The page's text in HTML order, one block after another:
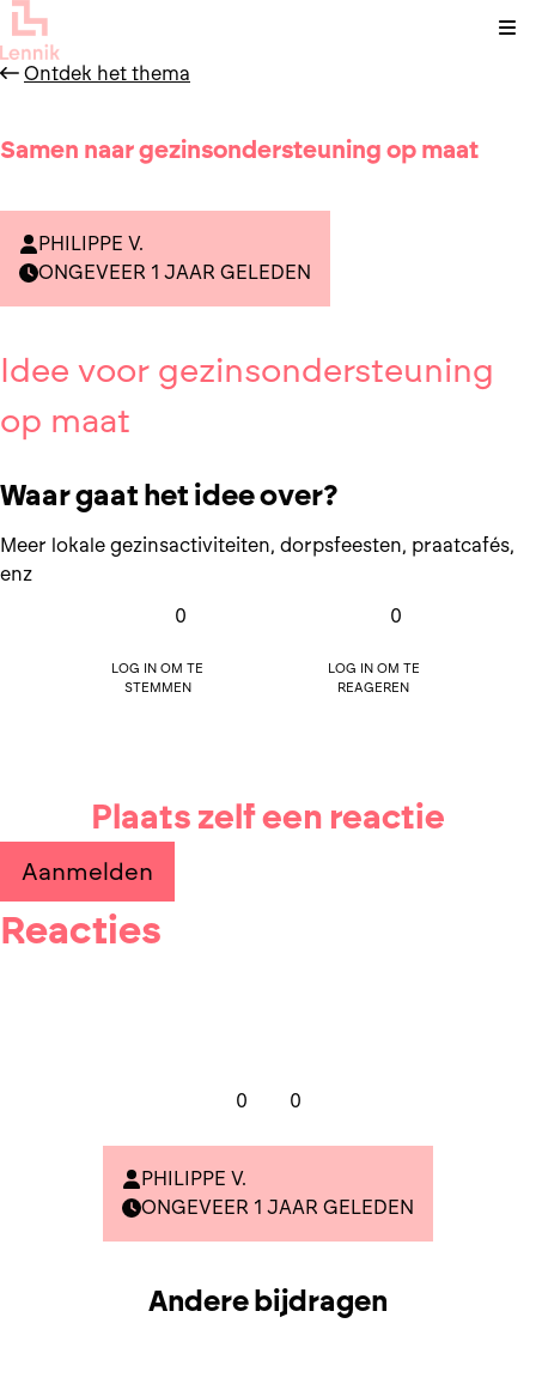
Ontdek het thema
Samen naar gezinsondersteuning op maat
PHILIPPE V.
ONGEVEER 1 JAAR GELEDEN
Idee voor gezinsondersteuning
op maat
Waar gaat het idee over?
Meer lokale gezinsactiviteiten, dorpsfeesten, praatcafés,
enz
0
Log in om te
stemmen
0
Log in om te
reageren
Plaats zelf een reactie
Aanmelden
Reacties
0 0
PHILIPPE V.
ONGEVEER 1 JAAR GELEDEN
Andere bijdragen